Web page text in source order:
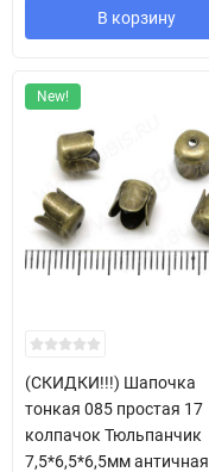
В корзину
New!
(СКИДКИ!!!) Шапочка
тонкая 085 простая 17
колпачок Тюльпанчик
7,5*6,5*6,5мм античная